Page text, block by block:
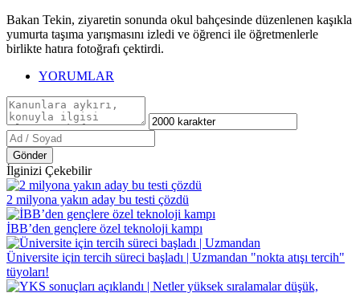
Bakan Tekin, ziyaretin sonunda okul bahçesinde düzenlenen kaşıkla
yumurta taşıma yarışmasını izledi ve öğrenci ile öğretmenlerle
birlikte hatıra fotoğrafı çektirdi.
YORUMLAR
Gönder
İlginizi Çekebilir
2 milyona yakın aday bu testi çözdü
İBB’den gençlere özel teknoloji kampı
Üniversite için tercih süreci başladı | Uzmandan "nokta atışı tercih"
tüyoları!